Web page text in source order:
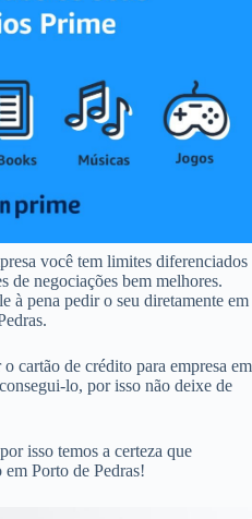
você tem limites diferenciados
de negociações bem melhores.
à pena pedir o seu diretamente em
cartão de crédito para empresa em
lo, por isso não deixe de
isso temos a certeza que
Porto de Pedras!